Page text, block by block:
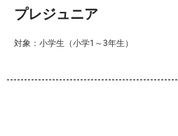
プレジュニア
対象：小学生（小学1～3年生）